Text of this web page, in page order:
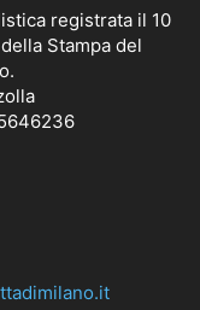
registrata il 10
Stampa del